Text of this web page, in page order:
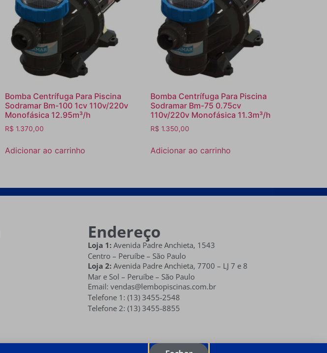
Bomba Centrífuga Para Piscina
Sodramar Bm-100 1cv 110v/220v
Monofásica 12.95m³/h
R$ 1.370,00
Adicionar ao carrinho
Bomba Centrífuga Para Piscina
Sodramar Bm-75 0.75cv
110v/220v Monofásica 11.3m³/h
R$ 1.350,00
Adicionar ao carrinho
Endereço
Loja 1: Avenida Padre Anchieta, 1543
Centro – Peruíbe – São Paulo
Loja 2: Avenida Padre Anchieta,7700 – LJ 7 e 8
Mar e Sol – Peruíbe – São Paulo
Email: vendas@lembopiscinas.com.br
Telefone 1: (13) 3455-2548
Telefone 2: (13) 3455-8855